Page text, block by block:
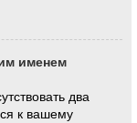
именем
два
к вашему